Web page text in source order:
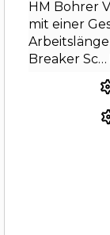
HM Bohrer
mit einer
Breaker Sc…